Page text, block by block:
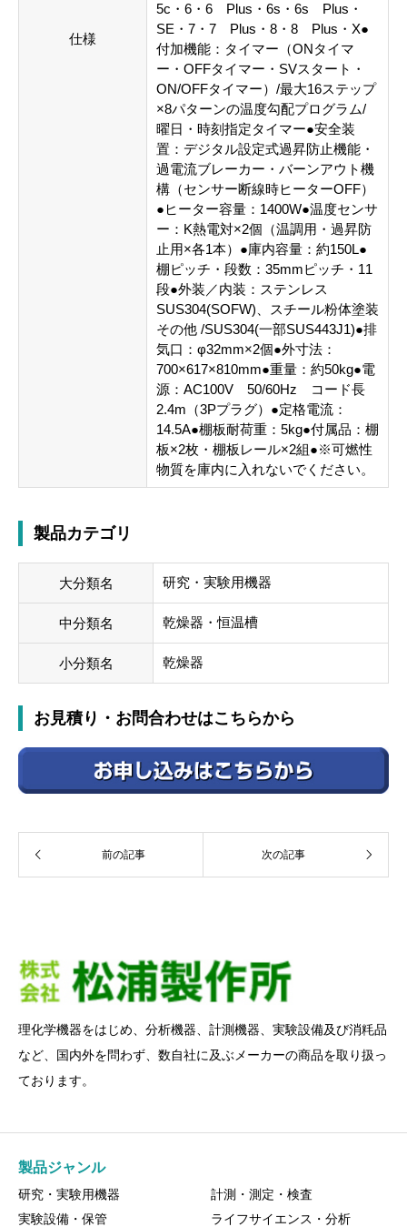
仕様
5c・6・6 Plus・6s・6s Plus・
SE・7・7 Plus・8・8 Plus・X●
付加機能：タイマー（ONタイマ
ー・OFFタイマー・SVスタート・
ON/OFFタイマー）/最大16ステップ
×8パターンの温度勾配プログラム/
曜日・時刻指定タイマー●安全装
置：デジタル設定式過昇防止機能・
過電流ブレーカー・バーンアウト機
構（センサー断線時ヒーターOFF）
●ヒーター容量：1400W●温度センサ
ー：K熱電対×2個（温調用・過昇防
止用×各1本）●庫内容量：約150L●
棚ピッチ・段数：35mmピッチ・11
段●外装／内装：ステンレス
SUS304(SOFW)、スチール粉体塗装
その他 /SUS304(一部SUS443J1)●排
気口：φ32mm×2個●外寸法：
700×617×810mm●重量：約50kg●電
源：AC100V 50/60Hz コード長
2.4m（3Pプラグ）●定格電流：
14.5A●棚板耐荷重：5kg●付属品：棚
板×2枚・棚板レール×2組●※可燃性
物質を庫内に入れないでください。
製品カテゴリ
大分類名 研究・実験用機器
中分類名 乾燥器・恒温槽
小分類名 乾燥器
お見積り・お問合わせはこちらから
前の記事 次の記事
理化学機器をはじめ、分析機器、計測機器、実験設備及び消粍品
など、国内外を問わず、数自社に及ぶメーカーの商品を取り扱っ
ております。
製品ジャンル
研究・実験用機器
計測・測定・検査
実験設備・保管
ライフサイエンス・分析